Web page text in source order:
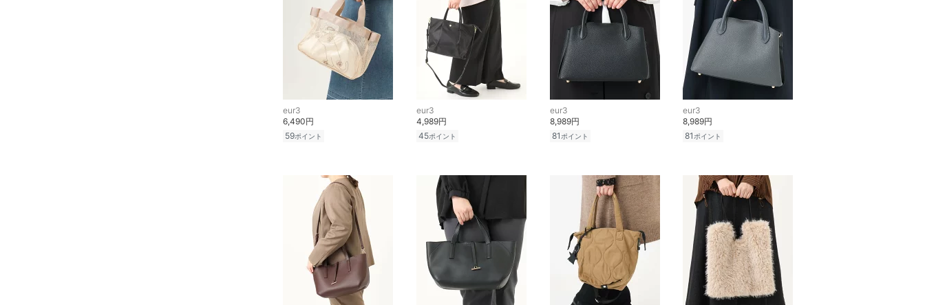
eur3
6,490円
59ポイント
eur3
4,989円
45ポイント
eur3
8,989円
81 ポイント
eur3
8,989円
81ポイント